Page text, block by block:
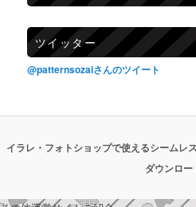
ツイッター
@patternsozaiさんのツイート
イラレ・フォトショップで使えるシーム
ダウンロー